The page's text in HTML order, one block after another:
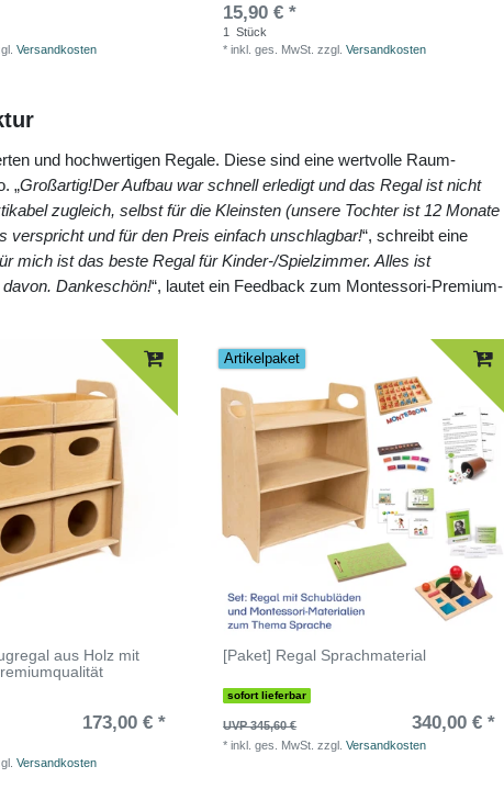
Versandkosten
15,90 € *
1
Stück
*inkl. ges. MwSt. zzgl.Versandkosten
und hochwertigen Regale. Diese sind eine wertvolle Raum-
„Großartig!Der Aufbau war schnell erledigt und das Regal ist nicht
zugleich, selbst für die Kleinsten (unsere Tochter ist 12 Monate
und für den Preis einfach unschlagbar!“, schreibt eine
mich ist das beste Regal für Kinder-/Spielzimmer. Alles ist
Dankeschön!“, lautet ein Feedback zum Montessori-Premium-
aus Holz mit
173,00 € *
Versandkosten
Artikelpaket
[Paket] Regal Sprachmaterial
sofort lieferbar
UVP 345,60 € 340,00 € *
*inkl. ges. MwSt. zzgl.Versandkosten